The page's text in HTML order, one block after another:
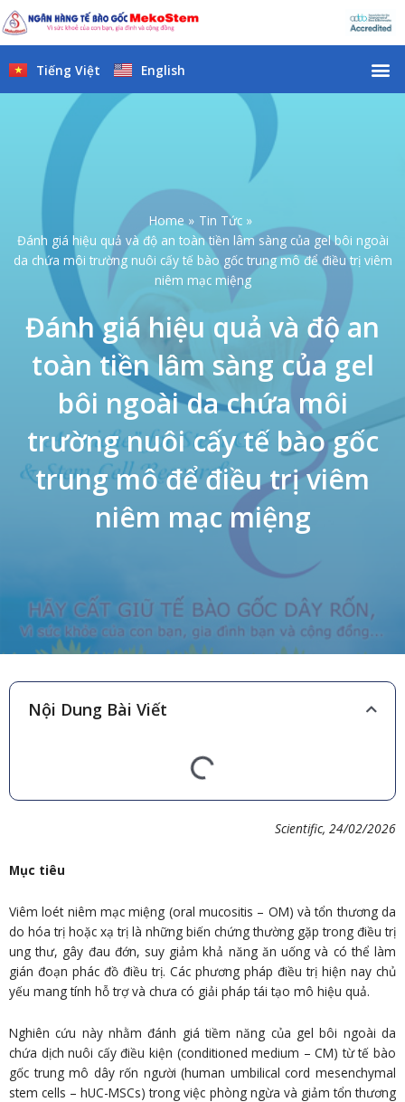
Skip
to
content
Tiếng Việt English
Home
Tin Tức
Đánh giá hiệu quả và độ an toàn tiền lâm sàng của gel bôi ngoài
da chứa môi trường nuôi cấy tế bào gốc trung mô để điều trị viêm
niêm mạc miệng
Đánh giá hiệu quả và độ an
toàn tiền lâm sàng của gel
bôi ngoài da chứa môi
trường nuôi cấy tế bào gốc
trung mô để điều trị viêm
niêm mạc miệng
Nội Dung Bài Viết
Scientific, 24/02/2026
Mục tiêu
Viêm loét niêm mạc miệng (oral mucositis – OM) và tổn thương da
do hóa trị hoặc xạ trị là những biến chứng thường gặp trong điều trị
ung thư, gây đau đớn, suy giảm khả năng ăn uống và có thể làm
gián đoạn phác đồ điều trị. Các phương pháp điều trị hiện nay chủ
yếu mang tính hỗ trợ và chưa có giải pháp tái tạo mô hiệu quả.
Nghiên cứu này nhằm đánh giá tiềm năng của gel bôi ngoài da
chứa dịch nuôi cấy điều kiện (conditioned medium – CM) từ tế bào
gốc trung mô dây rốn người (human umbilical cord mesenchymal
stem cells – hUC-MSCs) trong việc phòng ngừa và giảm tổn thương